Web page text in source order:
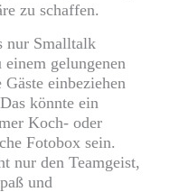
zu schaffen.
nur Smalltalk
gelungenen
einbeziehen
könnte ein
Koch- oder
Fotobox sein.
nur den Teamgeist,
und